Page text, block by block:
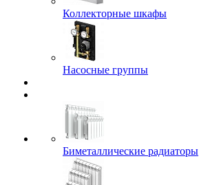
Коллекторные шкафы
Насосные группы
Биметаллические радиаторы